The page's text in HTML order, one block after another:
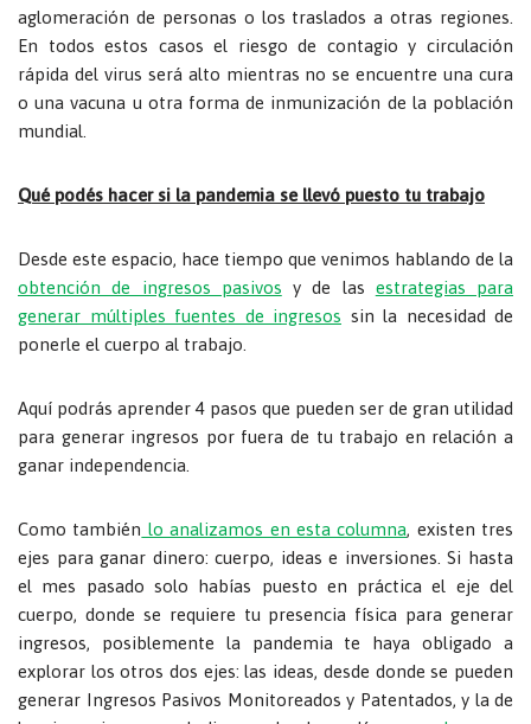
aglomeración de personas o los traslados a otras regiones.
En todos estos casos el riesgo de contagio y circulación
rápida del virus será alto mientras no se encuentre una cura
o una vacuna u otra forma de inmunización de la población
mundial.
Qué podés hacer si la pandemia se llevó puesto tu trabajo
Desde este espacio, hace tiempo que venimos hablando de la
obtención de ingresos pasivos y de las estrategias para
generar múltiples fuentes de ingresos sin la necesidad de
ponerle el cuerpo al trabajo.
Aquí podrás aprender 4 pasos que pueden ser de gran utilidad
para generar ingresos por fuera de tu trabajo en relación a
ganar independencia.
Como también lo analizamos en esta columna, existen tres
ejes para ganar dinero: cuerpo, ideas e inversiones. Si hasta
el mes pasado solo habías puesto en práctica el eje del
cuerpo, donde se requiere tu presencia física para generar
ingresos, posiblemente la pandemia te haya obligado a
explorar los otros dos ejes: las ideas, desde donde se pueden
generar Ingresos Pasivos Monitoreados y Patentados, y la de